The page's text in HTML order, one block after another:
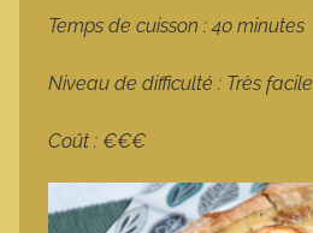
Temps de cuisson : 40 minutes
Niveau de difficulté : Très facile
Coût : €€€